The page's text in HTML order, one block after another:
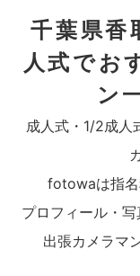
千葉県香
人式でお
ン
成人式・1/2成人
fotowaは指名
プロフィール・
出張カメラマ